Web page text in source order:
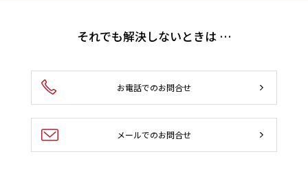
それでも解決しないときは …
お電話でのお問合せ
メールでのお問合せ